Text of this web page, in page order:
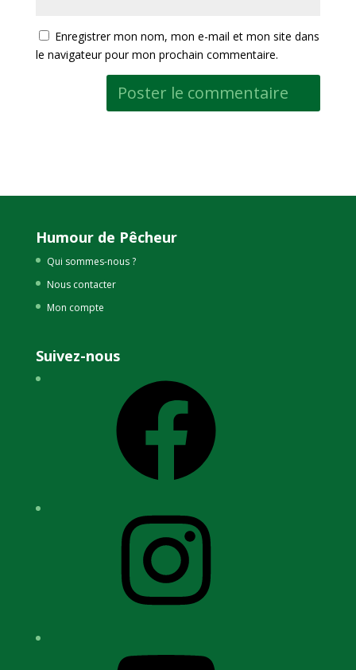
Enregistrer mon nom, mon e-mail et mon site dans
le navigateur pour mon prochain commentaire.
Humour de Pêcheur
Qui sommes-nous ?
Nous contacter
Mon compte
Suivez-nous